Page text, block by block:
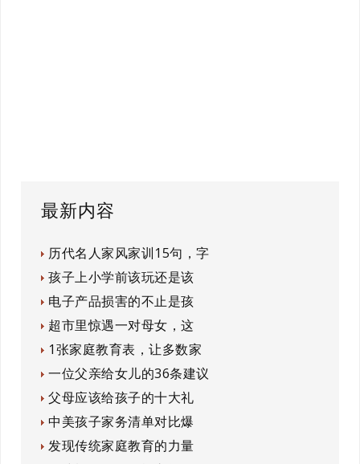
最新内容
历代名人家风家训15句，字
孩子上小学前该玩还是该
电子产品损害的不止是孩
超市里惊遇一对母女，这
1张家庭教育表，让多数家
一位父亲给女儿的36条建议
父母应该给孩子的十大礼
中美孩子家务清单对比爆
发现传统家庭教育的力量